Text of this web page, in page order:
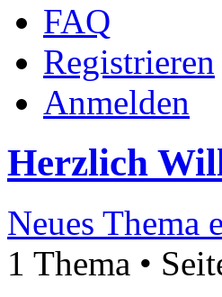
FAQ
Registrieren
Anmelden
Herzlich
Neues Thema
1 Thema •